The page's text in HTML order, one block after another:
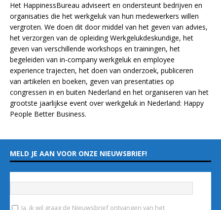
Het HappinessBureau adviseert en ondersteunt bedrijven en
organisaties die het werkgeluk van hun medewerkers willen
vergroten. We doen dit door middel van het geven van advies,
het verzorgen van de opleidingWerkgelukdeskundige, het
geven van verschillende workshops en trainingen, het
begeleiden van in-company werkgeluk en employee
experiencetrajecten, het doen van onderzoek, publiceren
van artikelen en boeken, geven van presentaties op
congressen in en buiten Nederland en het organiseren van het
grootste jaarlijkse event over werkgeluk in Nederland: Happy
People Better Business.
MELD JE AAN VOOR ONZE NIEUWSBRIEF!
Ja, ik wil graag de Nieuwsbrief ontvangen van het